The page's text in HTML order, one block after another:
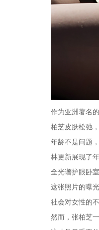
作为亚洲著名
柏芝皮肤松弛
年龄不是问题
林更新展现了
全光谱护眼卧
这张照片的曝
社会对女性的
然而，张柏芝